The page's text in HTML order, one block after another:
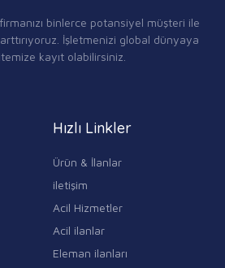
binlerce potansiyel müşteri ile
İşletmenizi global dünyaya
kayıt olabilirsiniz.
Hızlı Linkler
Ürün & İlanlar
iletişim
Acil Hizmetler
Acil ilanlar
Eleman ilanları